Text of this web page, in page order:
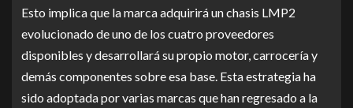
Esto implica que la marca adquirirá un chasis LMP2
evolucionado de uno de los cuatro proveedores
disponibles y desarrollará su propio motor, carrocería y
demás componentes sobre esa base. Esta estrategia ha
sido adoptada por varias marcas que han regresado a la